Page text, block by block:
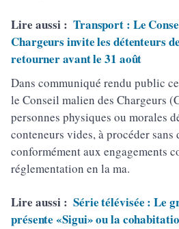
Lire aussi : Transport : Le
Chargeurs invite les détenteurs
retourner avant le 31 août
Dans communiqué rendu public
le Conseil malien des Chargeurs
personnes physiques ou morales
conteneurs vides, à procéder
conformément aux engagements
réglementation en la ma.
Lire aussi : Série télévisée : Le
présente «Sigui» ou la